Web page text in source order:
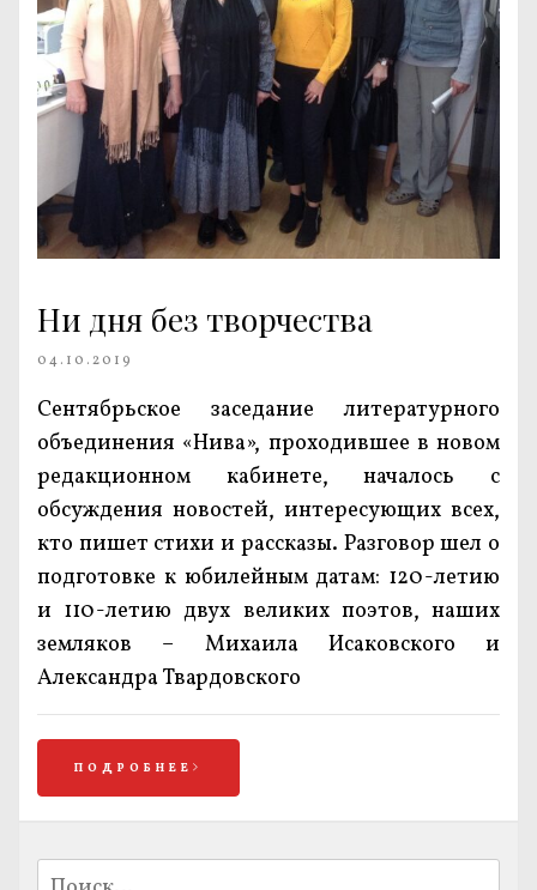
Ни дня без творчества
04.10.2019
Сентябрьское заседание литературного
объединения «Нива», проходившее в новом
редакционном кабинете, началось с
обсуждения новостей, интересующих всех,
кто пишет стихи и рассказы. Разговор шел о
подготовке к юбилейным датам: 120-летию
и 110-летию двух великих поэтов, наших
земляков – Михаила Исаковского и
Александра Твардовского
ПОДРОБНЕЕ
Найти: